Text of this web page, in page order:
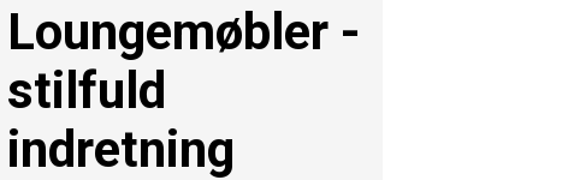
Loungemøbler -
stilfuld
indretning